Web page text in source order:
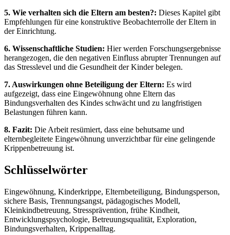
5. Wie verhalten sich die Eltern am besten?: Dieses Kapitel gibt
Empfehlungen für eine konstruktive Beobachterrolle der Eltern in
der Einrichtung.
6. Wissenschaftliche Studien: Hier werden Forschungsergebnisse
herangezogen, die den negativen Einfluss abrupter Trennungen auf
das Stresslevel und die Gesundheit der Kinder belegen.
7. Auswirkungen ohne Beteiligung der Eltern: Es wird
aufgezeigt, dass eine Eingewöhnung ohne Eltern das
Bindungsverhalten des Kindes schwächt und zu langfristigen
Belastungen führen kann.
8. Fazit: Die Arbeit resümiert, dass eine behutsame und
elternbegleitete Eingewöhnung unverzichtbar für eine gelingende
Krippenbetreuung ist.
Schlüsselwörter
Eingewöhnung, Kinderkrippe, Elternbeteiligung, Bindungsperson,
sichere Basis, Trennungsangst, pädagogisches Modell,
Kleinkindbetreuung, Stressprävention, frühe Kindheit,
Entwicklungspsychologie, Betreuungsqualität, Exploration,
Bindungsverhalten, Krippenalltag.